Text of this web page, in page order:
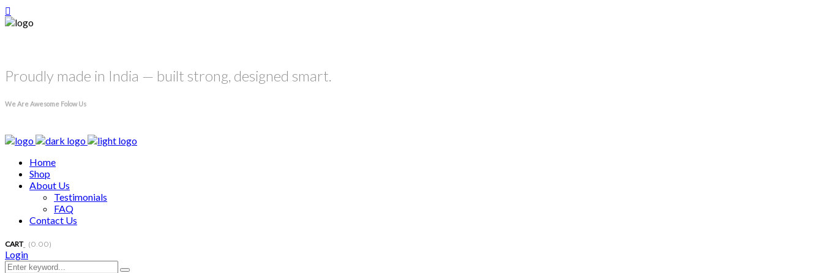
Proudly made in India — built strong, designed smart.
We Are Awesome Folow Us
Home
Shop
About Us
Testimonials
FAQ
Contact Us
CART (0.00)
Login